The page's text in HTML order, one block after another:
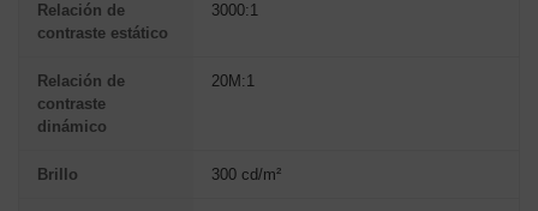
Relación de
contraste estático
3000:1
Relación de
contraste
dinámico
20M:1
Brillo 300 cd/m²